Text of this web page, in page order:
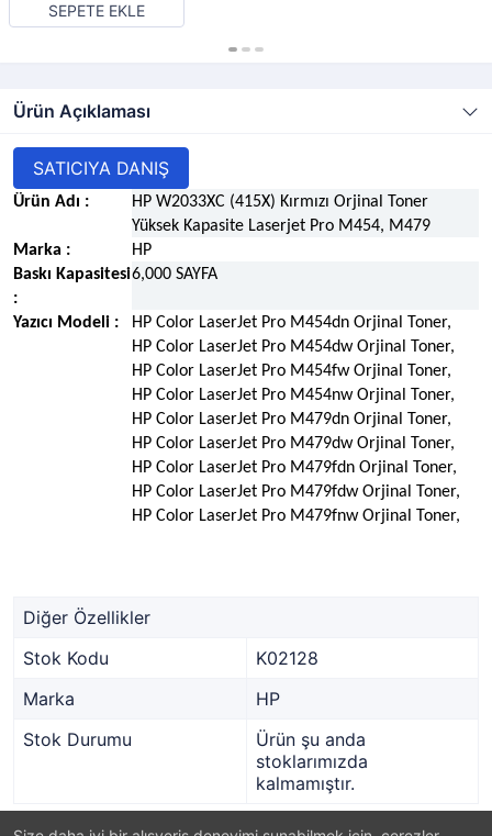
SEPETE EKLE
Ürün Açıklaması
SATICIYA DANIŞ
Ürün Adı :
HP W2033XC (415X) Kırmızı Orjinal Toner
Yüksek Kapasite Laserjet Pro M454, M479
Marka :
HP
Baskı Kapasitesi
:
6,000 SAYFA
Yazıcı Modeli :
HP Color LaserJet Pro M454dn Orjinal Toner,
HP Color LaserJet Pro M454dw Orjinal Toner,
HP Color LaserJet Pro M454fw Orjinal Toner,
HP Color LaserJet Pro M454nw Orjinal Toner,
HP Color LaserJet Pro M479dn Orjinal Toner,
HP Color LaserJet Pro M479dw Orjinal Toner,
HP Color LaserJet Pro M479fdn Orjinal Toner,
HP Color LaserJet Pro M479fdw Orjinal Toner,
HP Color LaserJet Pro M479fnw Orjinal Toner,
Diğer Özellikler
Stok Kodu
K02128
Marka
HP
Stok Durumu
Ürün şu anda
stoklarımızda
kalmamıştır.